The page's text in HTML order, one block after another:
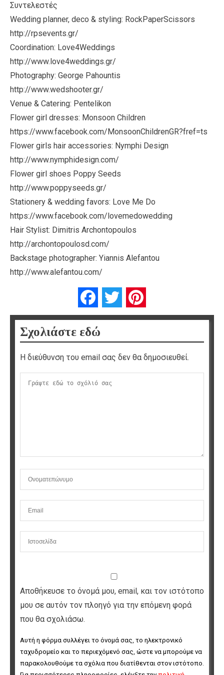
Συντελεστές
Wedding planner, deco & styling: RockPaperScissors
http://rpsevents.gr/
Coordination: Love4Weddings
http://www.love4weddings.gr/
Photography: George Pahountis
http://www.wedshooter.gr/
Venue & Catering: Pentelikon
Flower girl dresses: Monsoon Children
https://www.facebook.com/MonsoonChildrenGR?fref=ts
Flower girls hair accessories: Nymphi Design
http://www.nymphidesign.com/
Flower girl shoes Poppy Seeds
http://www.poppyseeds.gr/
Stationery & wedding favors: Love Me Do
https://www.facebook.com/lovemedowedding
Hair Stylist: Dimitris Archontopoulos
http://archontopoulosd.com/
Backstage photographer: Yiannis Alefantou
http://www.alefantou.com/
FacebookTwitter
Σχολιάστε εδώ
Η διεύθυνση του email σας δεν θα δημοσιευθεί.
Αποθήκευσε το όνομά μου, email, και τον ιστότοπο
μου σε αυτόν τον πλοηγό για την επόμενη φορά
που θα σχολιάσω.
Αυτή η φόρμα συλλέγει το όνομά σας, το ηλεκτρονικό
ταχυδρομείο και το περιεχόμενό σας, ώστε να μπορούμε να
παρακολουθούμε τα σχόλια που διατίθενται στον ιστότοπο.